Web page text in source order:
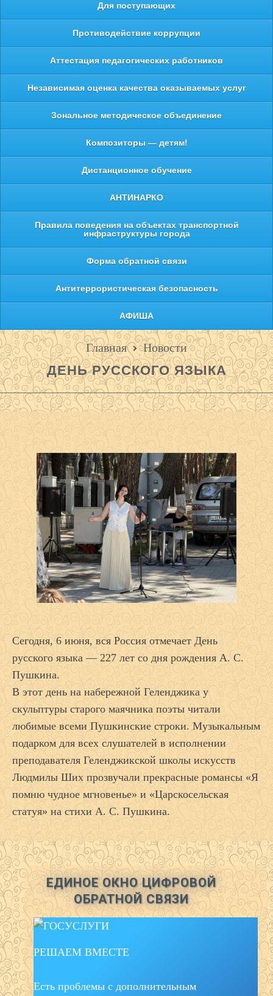
Для поступающих
Противодействие коррупции
Аттестация педагогических работников
Независимая оценка качества оказываемых услуг
Зональное методическое объединение
Композиторы — детям!
Дистанционное обучение
АНТИНАРКО
Правила поведения на объектах транспортной
инфраструктуры города
Форма обратной связи
Антитеррористическая безопасность
АФИША
Главная Новости
ДЕНЬ РУССКОГО ЯЗЫКА
Сегодня, 6 июня, вся Россия отмечает День
русского языка — 227 лет со дня рождения А. С.
Пушкина.
В этот день на набережной Геленджика у
скульптуры старого маячника поэты читали
любимые всеми Пушкинские строки. Музыкальным
подарком для всех слушателей в исполнении
преподавателя Геленджикской школы искусств
Людмилы Ших прозвучали прекрасные романсы «Я
помню чудное мгновенье» и «Царскосельская
статуя» на стихи А. С. Пушкина.
ЕДИНОЕ ОКНО ЦИФРОВОЙ
ОБРАТНОЙ СВЯЗИ
РЕШАЕМ ВМЕСТЕ
Есть проблемы с дополнительным